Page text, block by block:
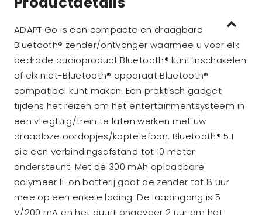
ADAPT Go is een compacte en draagbare
Bluetooth® zender/ontvanger waarmee u voor elk
bedrade audioproduct Bluetooth® kunt inschakelen
of elk niet-Bluetooth® apparaat Bluetooth®
compatibel kunt maken. Een praktisch gadget
tijdens het reizen om het entertainmentsysteem in
een vliegtuig/trein te laten werken met uw
draadloze oordopjes/koptelefoon. Bluetooth® 5.1
die een verbindingsafstand tot 10 meter
ondersteunt. Met de 300 mAh oplaadbare
polymeer li-on batterij gaat de zender tot 8 uur
mee op een enkele lading. De laadingang is 5
V/200 mA en het duurt ongeveer 2 uur om het